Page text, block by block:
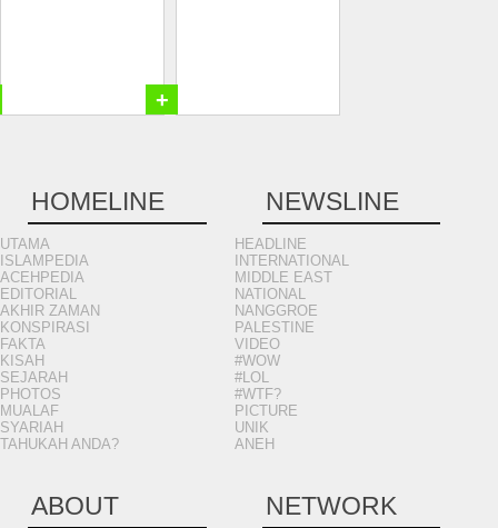
+
HOMELINE
UTAMA
ISLAMPEDIA
ACEHPEDIA
EDITORIAL
AKHIR ZAMAN
KONSPIRASI
FAKTA
KISAH
SEJARAH
PHOTOS
MUALAF
SYARIAH
TAHUKAH ANDA?
NEWSLINE
HEADLINE
INTERNATIONAL
MIDDLE EAST
NATIONAL
NANGGROE
PALESTINE
VIDEO
#WOW
#LOL
#WTF?
PICTURE
UNIK
ANEH
ABOUT NETWORK